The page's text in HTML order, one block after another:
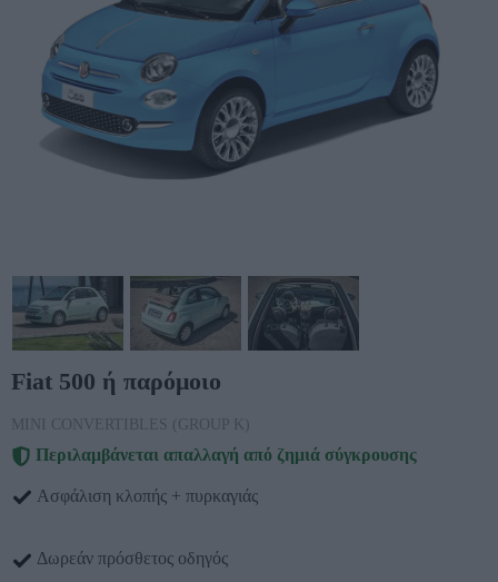
Fiat 500 ή παρόμοιο
MINI CONVERTIBLES (GROUP K)
Περιλαμβάνεται απαλλαγή από ζημιά σύγκρουσης
Ασφάλιση κλοπής + πυρκαγιάς
Δωρεάν πρόσθετος οδηγός